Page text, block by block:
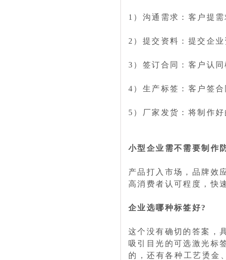
1）沟通需求：客户提
2）提交资料：提交企
3）签订合同：客户认
4）生产标签：客户签
5）厂家发货：将制作好
小型企业需不需要制作
产品打入市场，品牌效
高消费者认可程度，快
企业选哪种标签好?
这个没有确切的答案，
吸引目光的可选激光标
的，还有各种工艺烫金